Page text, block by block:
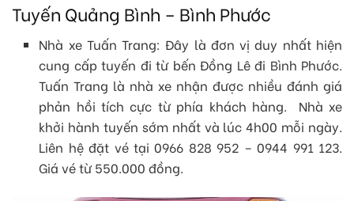
Tuyến Quảng Bình – Bình Phước
Nhà xe Tuấn Trang: Đây là đơn vị duy nhất hiện
cung cấp tuyến đi từ bến Đồng Lê đi Bình Phước.
Tuấn Trang là nhà xe nhận được nhiều đánh giá
phản hồi tích cực từ phía khách hàng. Nhà xe
khởi hành tuyến sớm nhất và lúc 4h00 mỗi ngày.
Liên hệ đặt vé tại 0966 828 952 – 0944 991 123.
Giá vé từ 550.000 đồng.